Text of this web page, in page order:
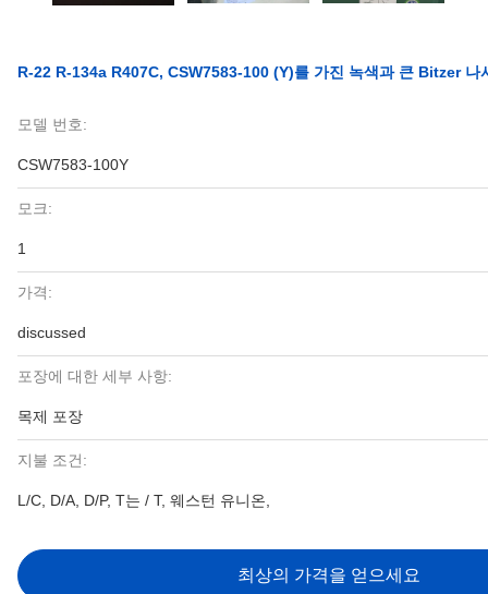
R-22 R-134a R407C, CSW7583-100 (Y)를 가진 녹색과 큰 Bitzer 나
모델 번호:
CSW7583-100Y
모크:
1
가격:
discussed
포장에 대한 세부 사항:
목제 포장
지불 조건:
L/C, D/A, D/P, T는 / T, 웨스턴 유니온,
최상의 가격을 얻으세요